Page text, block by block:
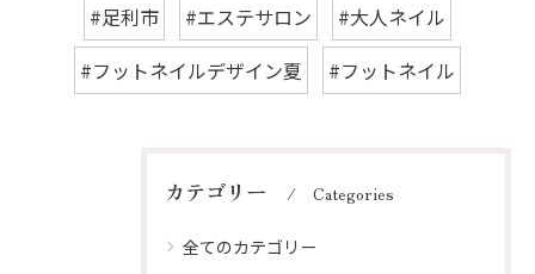
#足利市 #エステサロン
#大人ネイル
#フットネイルデザイン夏
#フットネイル
カテゴリー Categories
全てのカテゴリー